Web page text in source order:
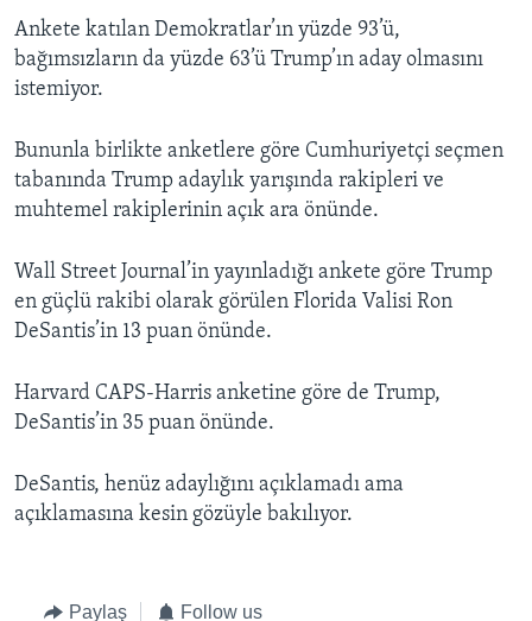
Ankete katılan Demokratlar’ın yüzde 93’ü,
bağımsızların da yüzde 63’ü Trump’ın aday olmasını
istemiyor.
Bununla birlikte anketlere göre Cumhuriyetçi seçmen
tabanında Trump adaylık yarışında rakipleri ve
muhtemel rakiplerinin açık ara önünde.
Wall Street Journal’in yayınladığı ankete göre Trump
en güçlü rakibi olarak görülen Florida Valisi Ron
DeSantis’in 13 puan önünde.
Harvard CAPS-Harris anketine göre de Trump,
DeSantis’in 35 puan önünde.
DeSantis, henüz adaylığını açıklamadı ama
açıklamasına kesin gözüyle bakılıyor.
Paylaş Follow us